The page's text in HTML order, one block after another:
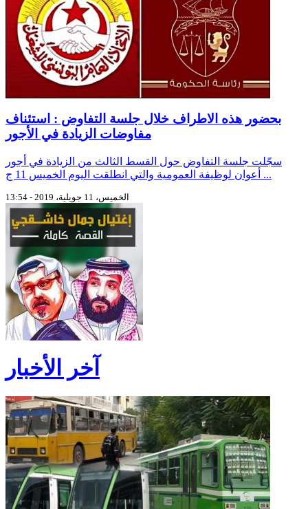
بحضور هذه الاطراف خلال جلسة التفاوض : استئناف
مفاوضات الزيادة في الأجور
سجّلت جلسة التفاوض حول القسط الثالث من الزيادة في أجور
أعوان لوظيفة العمومية والتي انطلقت اليوم الخميس 11 ج ...
الخميس، 11 جويلية، 2019 - 13:54
آخر الأخبار